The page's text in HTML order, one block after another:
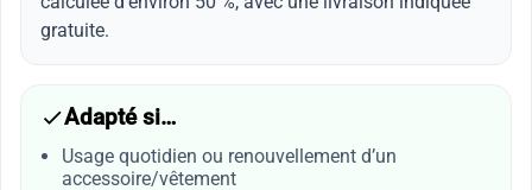
gratuite.
Adapté si…
Usage quotidien ou renouvellement d’un
accessoire/vêtement